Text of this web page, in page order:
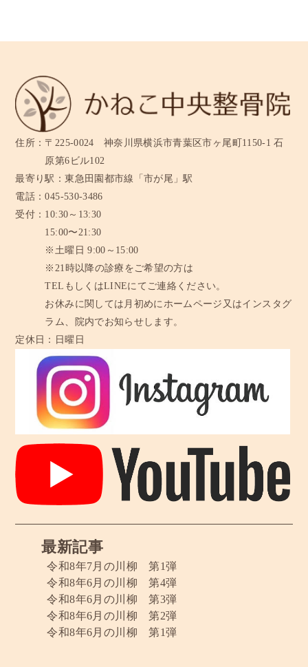
住所： 〒225-0024 神奈川県横浜市青葉区市ヶ尾町1150-1 石
原第6ビル102
最寄り駅：東急田園都市線「市が尾」駅
電話：045-530-3486
受付： 10:30～13:30
15:00〜21:30
※土曜日 9:00～15:00
※21時以降の診療をご希望の方は
TELもしくはLINEにてご連絡ください。
お休みに関しては月初めにホームページ又はインスタグ
ラム、
院内でお知らせします。
定休日：
日曜日
最新記事
令和8年7月の川柳 第1弾
令和8年6月の川柳 第4弾
令和8年6月の川柳 第3弾
令和8年6月の川柳 第2弾
令和8年6月の川柳 第1弾